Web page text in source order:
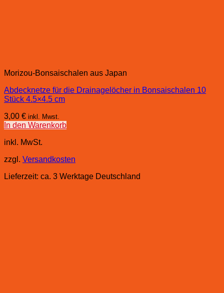
Morizou-Bonsaischalen aus Japan
Abdecknetze für die Drainagelöcher in Bonsaischalen 10
Stück 4.5×4.5 cm
3,00 € inkl. Mwst.
In den Warenkorb
inkl. MwSt.
zzgl. Versandkosten
Lieferzeit: ca. 3 Werktage Deutschland